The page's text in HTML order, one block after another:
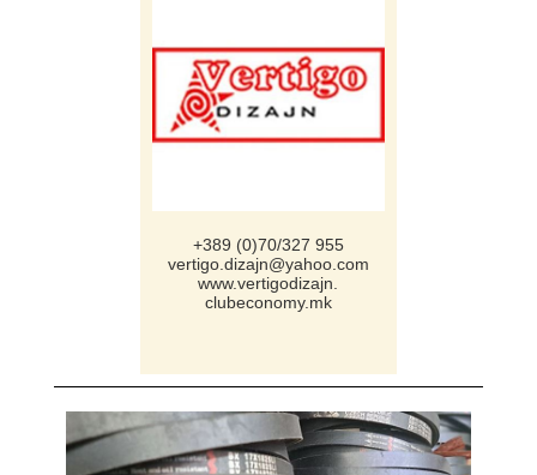
+389 (0)70/327 955
vertigo.dizajn@yahoo.com
www.vertigodizajn.
clubeconomy.mk